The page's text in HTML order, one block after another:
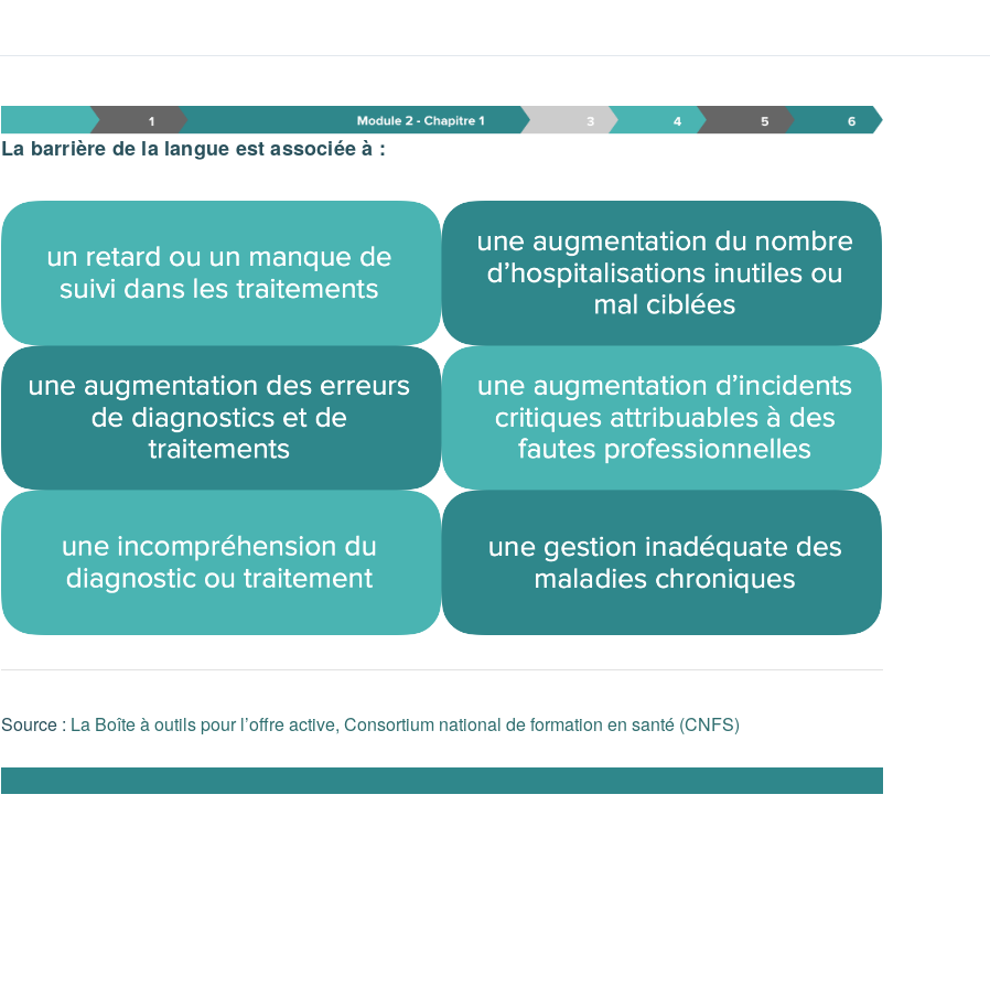
Module 2 – Chapitre 1 – Page – 32-YT-FR
La barrière de la langue est associée à :
Source : La Boîte à outils pour l’offre active, Consortium national de formation en santé (CNFS)